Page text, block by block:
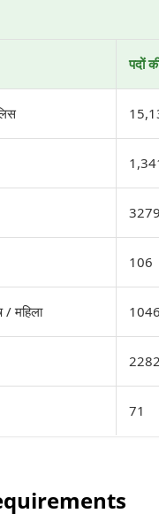
पदों
106
महिला
71